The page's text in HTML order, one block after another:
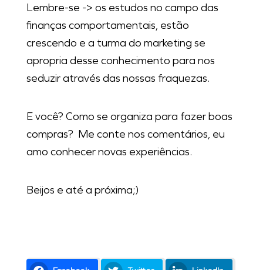
Lembre-se -> os estudos no campo das
finanças comportamentais, estão
crescendo e a turma do marketing se
apropria desse conhecimento para nos
seduzir através das nossas fraquezas.
E você? Como se organiza para fazer boas
compras? Me conte nos comentários, eu
amo conhecer novas experiências.
Beijos e até a próxima;)